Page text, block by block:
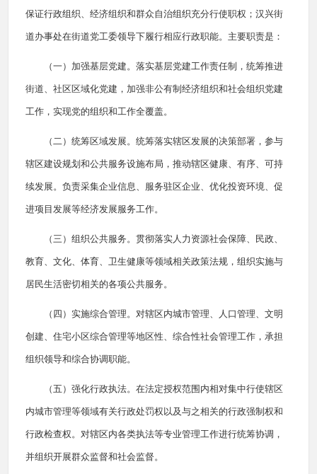
保证行政组织、经济组织和群众自治组织充分行使职权；汉兴街
道办事处在街道党工委领导下履行相应行政职能。主要职责是：
（一）加强基层党建。落实基层党建工作责任制，统筹推进
街道、社区区域化党建，加强非公有制经济组织和社会组织党建
工作，实现党的组织和工作全覆盖。
（二）统筹区域发展。统筹落实辖区发展的决策部署，参与
辖区建设规划和公共服务设施布局，推动辖区健康、有序、可持
续发展。负责采集企业信息、服务驻区企业、优化投资环境、促
进项目发展等经济发展服务工作。
（三）组织公共服务。贯彻落实人力资源社会保障、民政、
教育、文化、体育、卫生健康等领域相关政策法规，组织实施与
居民生活密切相关的各项公共服务。
（四）实施综合管理。对辖区内城市管理、人口管理、文明
创建、住宅小区综合管理等地区性、综合性社会管理工作，承担
组织领导和综合协调职能。
（五）强化行政执法。在法定授权范围内相对集中行使辖区
内城市管理等领域有关行政处罚权以及与之相关的行政强制权和
行政检查权。对辖区内各类执法等专业管理工作进行统筹协调，
并组织开展群众监督和社会监督。